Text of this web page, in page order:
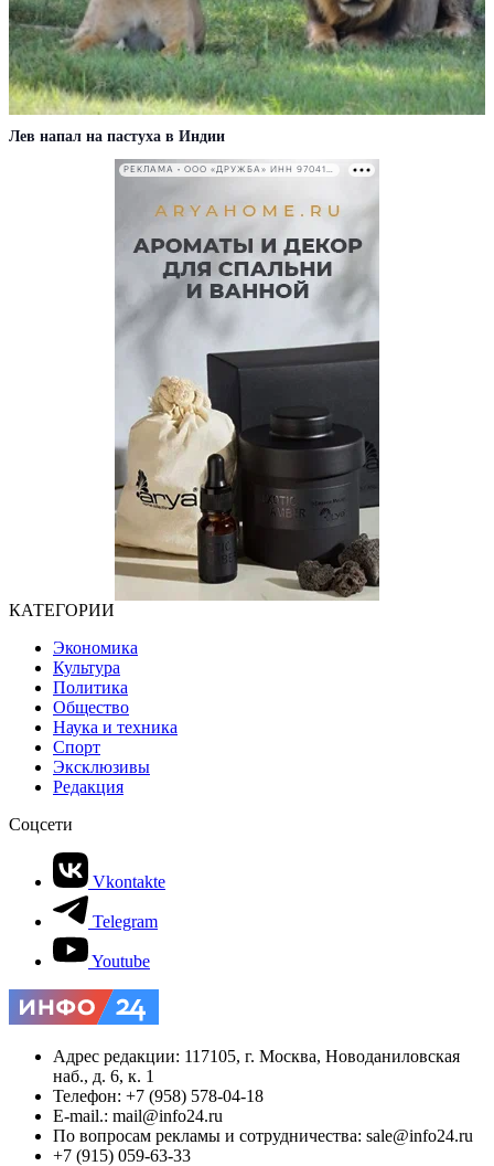
Лев напал на пастуха в Индии
РЕКЛАМА • ООО «ДРУЖБА» ИНН 9704146411
КАТЕГОРИИ
Экономика
Культура
Политика
Общество
Наука и техника
Спорт
Эксклюзивы
Редакция
Соцсети
Vkontakte
Telegram
Youtube
Адрес редакции: 117105, г. Москва, Новоданиловская
наб., д. 6, к. 1
Телефон: +7 (958) 578-04-18
E-mail.: mail@info24.ru
По вопросам рекламы и сотрудничества: sale@info24.ru
+7 (915) 059-63-33